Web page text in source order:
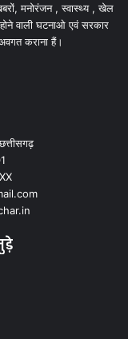
मनोरंजन , स्वास्थ्य , खेल
वाली घटनाओ एवं सरकार
कराना हैं।